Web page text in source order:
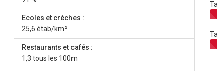
Ecoles et crèches :
25,6 étab/km²
Restaurants et cafés :
1,3 tous les 100m